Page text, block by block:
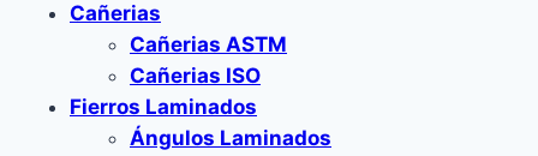
Cañerias
Cañerias ASTM
Cañerias ISO
Fierros Laminados
Ángulos Laminados